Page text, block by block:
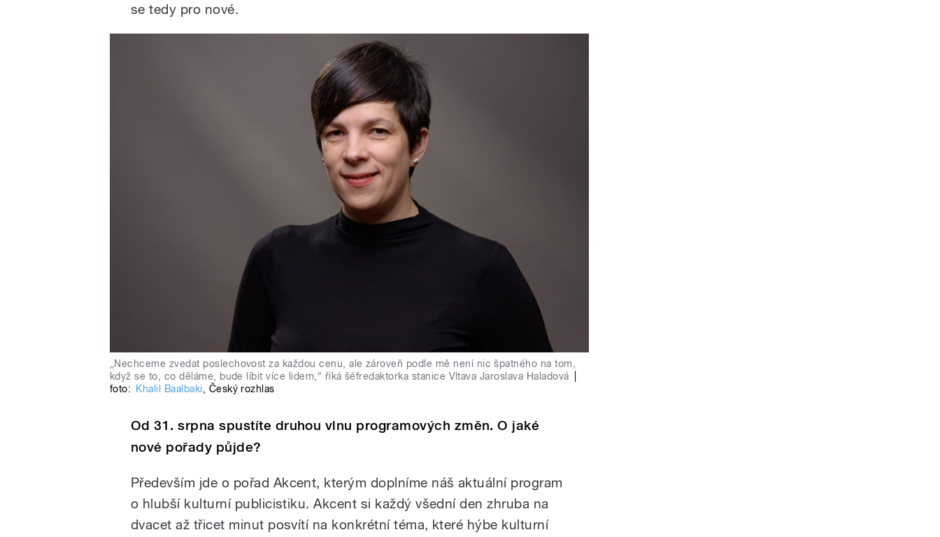
se tedy pro nové.
„Nechceme zvedat poslechovost za každou cenu, ale zároveň podle mě není nic špatného na tom,
když se to, co děláme, bude líbit více lidem,“ říká šéfredaktorka stanice Vltava Jaroslava Haladová
foto:
Khalil Baalbaki, Český rozhlas
Od 31. srpna spustíte druhou vlnu programových změn. O jaké
nové pořady půjde?
Především jde o pořad Akcent, kterým doplníme náš aktuální program
o hlubší kulturní publicistiku. Akcent si každý všední den zhruba na
dvacet až třicet minut posvítí na konkrétní téma, které hýbe kulturní